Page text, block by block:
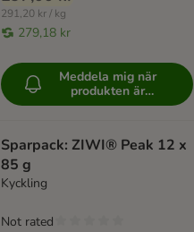
291,20 kr / kg
279,18 kr
Meddela mig när
produkten är
tillgänglig
Sparpack: ZIWI® Peak 12 x
85 g
Kyckling
Not rated